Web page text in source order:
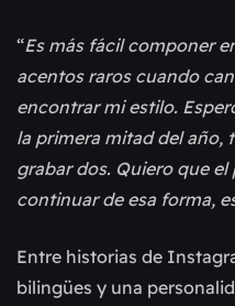
“Es más fácil componer
acentos raros cuando
encontrar mi estilo.
la primera mitad del año,
grabar dos. Quiero que
continuar de esa forma,
Entre historias de
bilingües y una